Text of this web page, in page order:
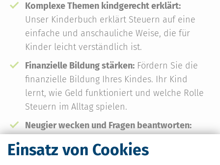
Einsatz von Cookies
Komplexe Themen kindgerecht erklärt:
Unser Kinderbuch erklärt Steuern auf eine
einfache und anschauliche Weise, die für
Kinder leicht verständlich ist.
Finanzielle Bildung stärken: Fördern Sie die
finanzielle Bildung Ihres Kindes. Ihr Kind
lernt, wie Geld funktioniert und welche Rolle
Steuern im Alltag spielen.
Neugier wecken und Fragen beantworten:
sie nicht verstehen. Unser Kinderbuch über